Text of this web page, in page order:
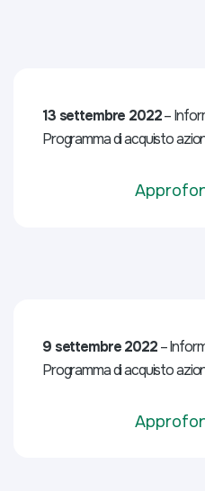
13 settembre 2022–
Programma di acquisto
9 settembre 2022–
Programma di acquisto